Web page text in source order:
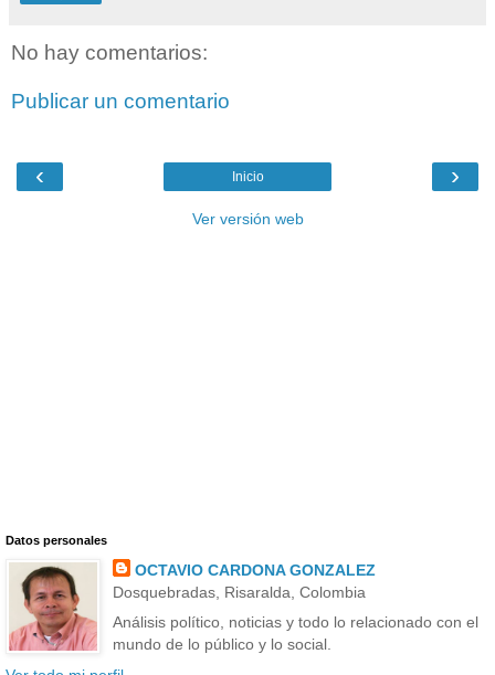
No hay comentarios:
Publicar un comentario
‹ ›
Inicio
Ver versión web
Datos personales
OCTAVIO CARDONA GONZALEZ
Dosquebradas, Risaralda, Colombia
Análisis político, noticias y todo lo relacionado con el
mundo de lo público y lo social.